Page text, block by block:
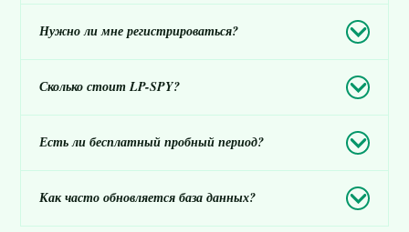
Нужно ли мне регистрироваться?
Сколько стоит LP-SPY?
Есть ли бесплатный пробный период?
Как часто обновляется база данных?